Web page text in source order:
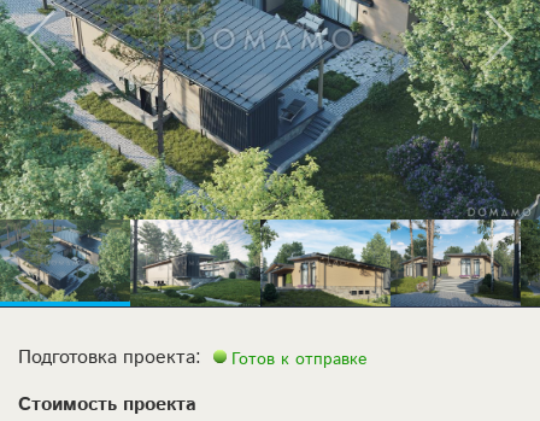
Подготовка проекта: Готов к отправке
Стоимость проекта